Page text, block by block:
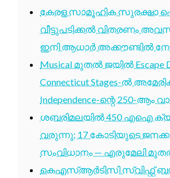
കേരള സാമൂഹിക സുരക്ഷാ
വീട്ടുപടിക്കൽ വിതരണം
ഇനി ആധാർ അക്കൗണ്ടിൽ
Musical മുതൽ ജയിൽ Escape
Connecticut Stages-ൽ
Independence-ന്റെ 250-ആം
ശബരിമലയിൽ 450 എഐ
വരുന്നു; 17 കോടിയുടെ
സംവിധാനം — എരുമേലി
കെഎസ്ആർടിസി സ്വിഫ്റ്റ്